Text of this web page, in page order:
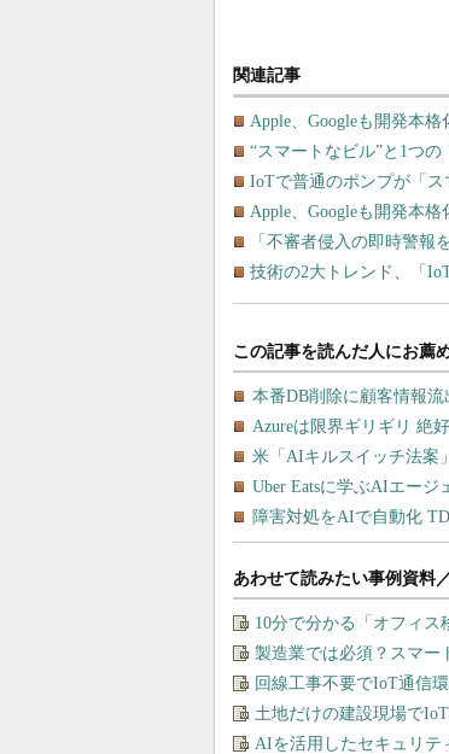
関連記事
Apple、Googleも開発本
“スマートなビル”と1つ
IoTで普通のポンプが「
Apple、Googleも開発本
「不審者侵入の即時警
技術の2大トレンド、「
あわせて読みたい事例資料
10分で分かる「オフィ
製造業では必須？スマー
回線工事不要でIoT通信
土地だけの建設現場で
AIを活用したセキュリテ